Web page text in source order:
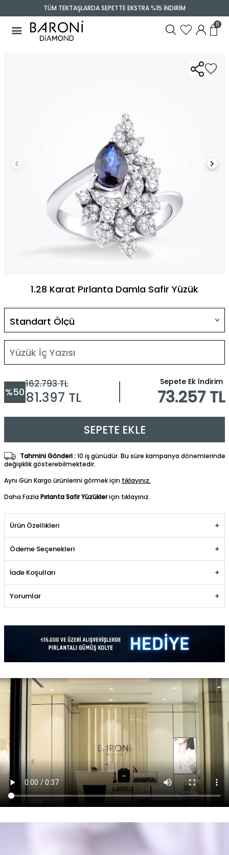
TÜM TEKTAŞLARDA SEPETTE EKSTRA %15 İNDİRİM
0
1.28 Karat Pırlanta Damla Safir Yüzük
%50
162.793TL
81.397 TL
Sepete Ek İndirim
73.257 TL
SEPETE EKLE
Tahmini Gönderi :10 iş günüdür. Bu süre kampanya dönemlerinde
değişiklik gösterebilmektedir.
Aynı Gün Kargo ürünlerini görmek için tıklayınız.
Daha FazlaPırlanta Safir Yüzükleriçin tıklayınız.
Ürün Özellikleri
Ödeme Seçenekleri
İade Koşulları
Yorumlar